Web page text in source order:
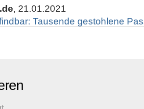
, 21.01.2021
Tausende gestohlene